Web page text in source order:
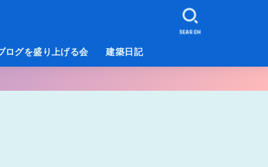
ログを盛り上げる会 建築日記
SEARCH